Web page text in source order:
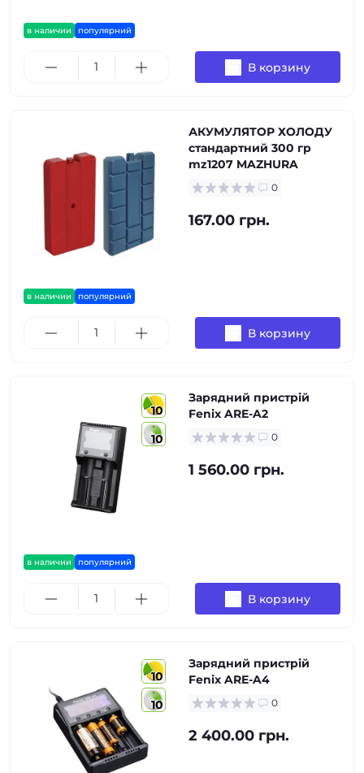
в наличии популярний
В корзину
в наличии популярний
АКУМУЛЯТОР ХОЛОДУ
стандартний 300 гр
mz1207 MAZHURA
0
167.00 грн.
В корзину
10
10
в наличии популярний
Зарядний пристрій
Fenix ARE-A2
0
1 560.00 грн.
В корзину
10
10
Зарядний пристрій
Fenix ARE-A4
0
2 400.00 грн.